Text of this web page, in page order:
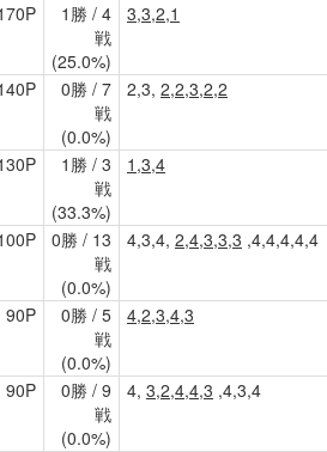
1勝 / 4
戦
(25.0%)
3,3,2,1
0勝 / 7
戦
(0.0%)
2,3, 2,2,3,2,2
1勝 / 3
戦
(33.3%)
1,3,4
0勝 / 13
戦
(0.0%)
4,3,4, 2,4,3,3,3 ,4,4,4,4,4
90P
0勝 / 5
戦
(0.0%)
4,2,3,4,3
90P
0勝 / 9
戦
(0.0%)
4, 3,2,4,4,3 ,4,3,4